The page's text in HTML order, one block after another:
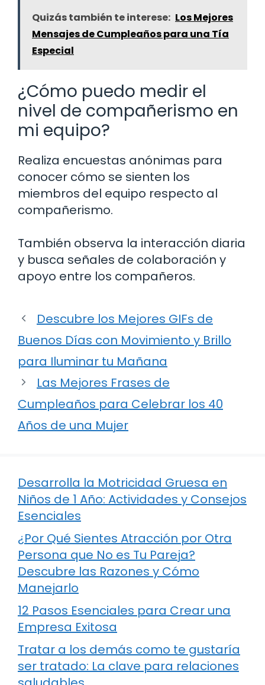
Quizás también te interese: Los Mejores
Mensajes de Cumpleaños para una Tía
Especial
¿Cómo puedo medir el
nivel de compañerismo en
mi equipo?
Realiza encuestas anónimas para
conocer cómo se sienten los
miembros del equipo respecto al
compañerismo.
También observa la interacción diaria
y busca señales de colaboración y
apoyo entre los compañeros.
Descubre los Mejores GIFs de
Buenos Días con Movimiento y Brillo
para Iluminar tu Mañana
Las Mejores Frases de
Cumpleaños para Celebrar los 40
Años de una Mujer
Desarrolla la Motricidad Gruesa en
Niños de 1 Año: Actividades y Consejos
Esenciales
¿Por Qué Sientes Atracción por Otra
Persona que No es Tu Pareja?
Descubre las Razones y Cómo
Manejarlo
12 Pasos Esenciales para Crear una
Empresa Exitosa
Tratar a los demás como te gustaría
ser tratado: La clave para relaciones